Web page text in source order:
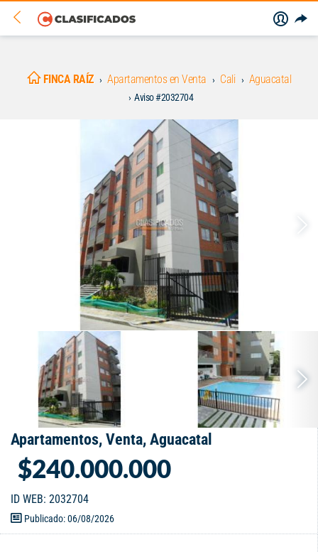
FINCA RAÍZ Apartamentos en Venta Cali Aguacatal
Aviso #2032704
Apartamentos, Venta, Aguacatal
$240.000.000
ID WEB: 2032704
Publicado: 06/08/2026